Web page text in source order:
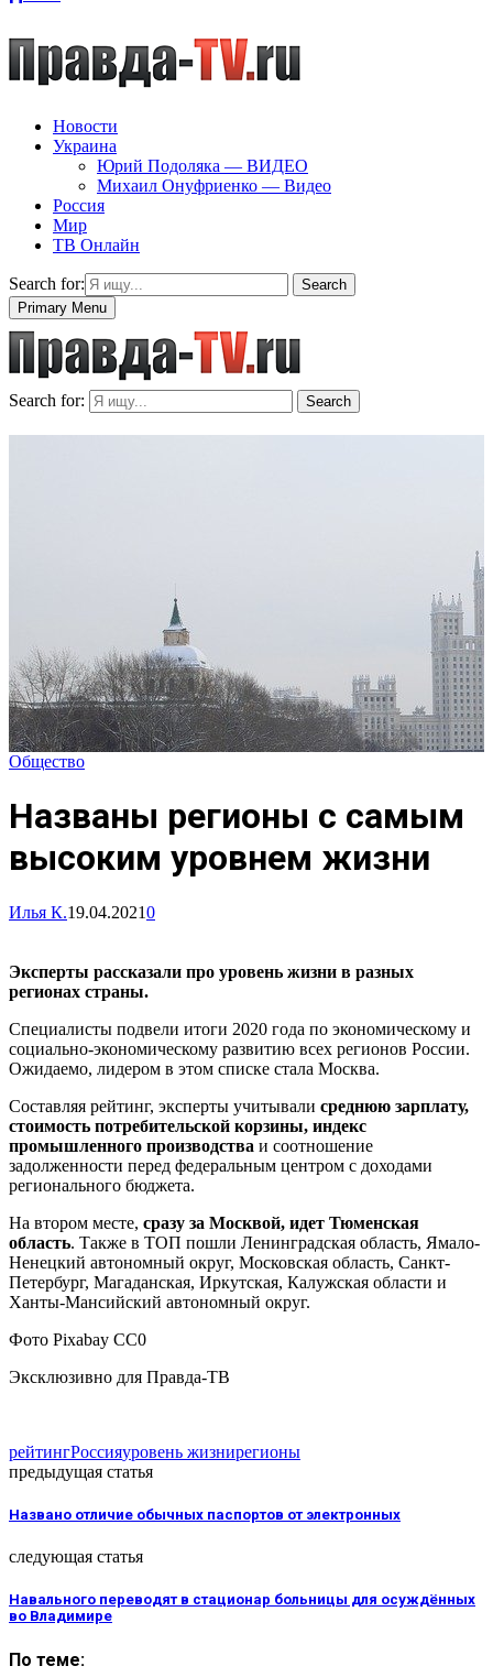
Новости
Украина
Юрий Подоляка — ВИДЕО
Михаил Онуфриенко — Видео
Россия
Мир
ТВ Онлайн
Search for:
Search
Primary Menu
Search for: Search
Общество
Названы регионы с самым
высоким уровнем жизни
Илья К.19.04.20210
Эксперты рассказали про уровень жизни в разных
регионах страны.
Специалисты подвели итоги 2020 года по экономическому и
социально-экономическому развитию всех регионов России.
Ожидаемо, лидером в этом списке стала Москва.
Составляя рейтинг, эксперты учитывали среднюю зарплату,
стоимость потребительской корзины, индекс
промышленного производства и соотношение
задолженности перед федеральным центром с доходами
регионального бюджета.
На втором месте, сразу за Москвой, идет Тюменская
область. Также в ТОП пошли Ленинградская область, Ямало-
Ненецкий автономный округ, Московская область, Санкт-
Петербург, Магаданская, Иркутская, Калужская области и
Ханты-Мансийский автономный округ.
Фото Pixabay CC0
Эксклюзивно для Правда-ТВ
рейтингРоссияуровень жизнирегионы
предыдущая статья
Названо отличие обычных паспортов от электронных
следующая статья
Навального переводят в стационар больницы для осуждённых
во Владимире
По теме: